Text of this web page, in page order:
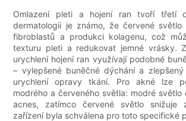
Omlazení pleti a hojení ran tvoří třetí
dermatologii je známo, že červené světlo
fibroblastů a produkci kolagenu, což
texturu pleti a redukovat jemné vrásky.
urychlení hojení ran využívají podobné
– vylepšené buněčné dýchání a
urychlení opravy tkání. Pro akné lze
modrého a červeného světla: modré světlo
acnes, zatímco červené světlo snižuje
zařízení byla schválena pro toto specifické